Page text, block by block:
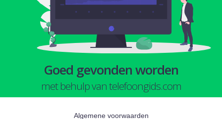
Goed gevonden worden
met behulp van telefoongids.com
Algemene voorwaarden